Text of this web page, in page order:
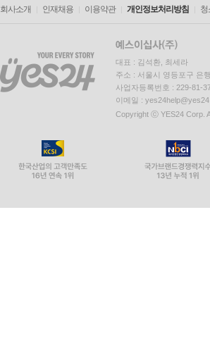
회사소개 인재채용 이용약관 개인정보처리방침 청
대표 : 김석환, 최세라
주소 : 서울시 영등포구 은
사업자등록번호 : 229-81-
이메일 :
Copyright ⓒ YES24 Corp.